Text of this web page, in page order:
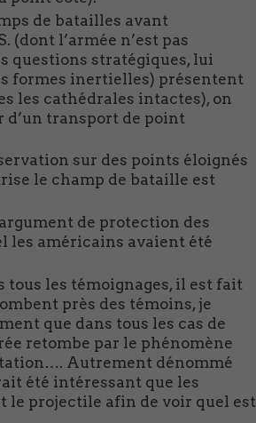
de batailles avant
(dont l’armée n’est pas
questions stratégiques, lui
formes inertielles) présentent
les cathédrales intactes), on
transport de point
sur des points éloignés
le champ de bataille est
de protection des
les américains avaient été
tous les témoignages, il est fait
près des témoins, je
que dans tous les cas de
retombe par le phénomène
Autrement dénommé
été intéressant que les
le projectile afin de voir quel est